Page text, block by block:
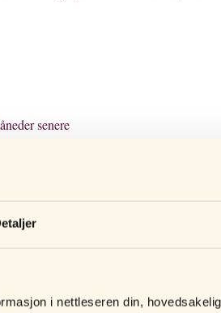
i nettleseren din,
senere
livmorstappen og iblant endetarmen.
hos fastlege eller hjemme med en
om når man kan ha sex igjen